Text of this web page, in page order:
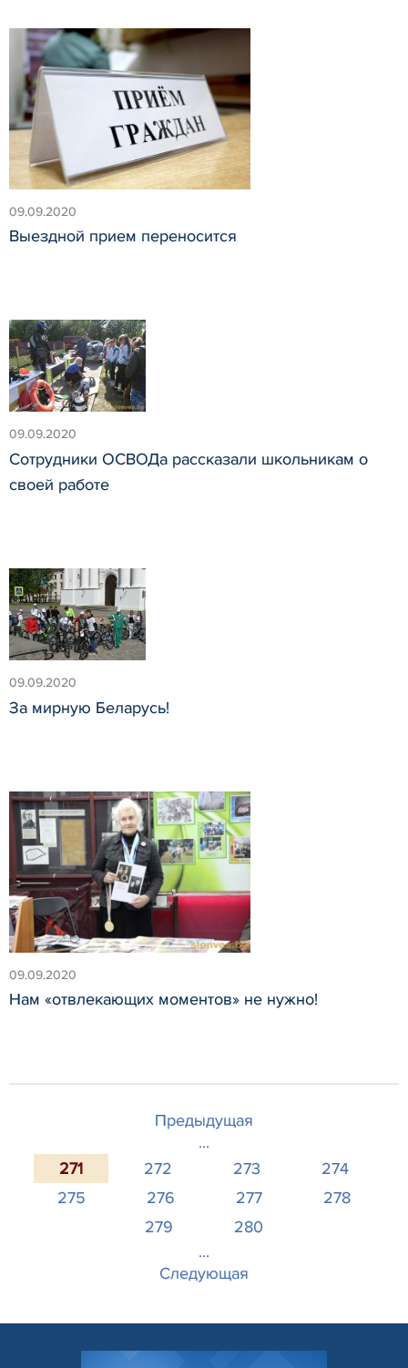
09.09.2020
Выездной прием переносится
09.09.2020
Сотрудники ОСВОДа рассказали школьникам о
своей работе
09.09.2020
За мирную Беларусь!
09.09.2020
Нам «отвлекающих моментов» не нужно!
Предыдущая
...
271
272 273
274
275
276 277
278
279
280
...
Следующая